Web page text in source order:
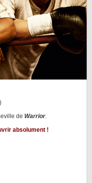
de Warrior.
absolument !